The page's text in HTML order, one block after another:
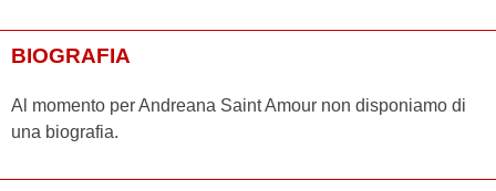
BIOGRAFIA
Al momento per Andreana Saint Amour non disponiamo di
una biografia.